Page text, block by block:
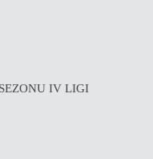
IV LIGI